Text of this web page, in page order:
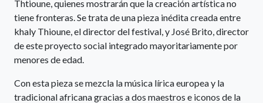
Thtioune, quienes mostrarán que la creación artística no
tiene fronteras. Se trata de una pieza inédita creada entre
khaly Thioune, el director del festival, y José Brito, director
de este proyecto social integrado mayoritariamente por
menores de edad.
Con esta pieza se mezcla la música lírica europea y la
tradicional africana gracias a dos maestros e iconos de la